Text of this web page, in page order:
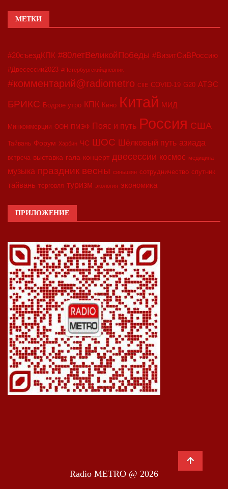
МЕТКИ
#20съездКПК #80летВеликойПобеды #ВизитСиВРоссию
#Двесессии2023 #Петербургскийдневник
#комментарий@radiometro CIIE COVID-19 G20 АТЭС
БРИКС Бодрое утро КПК Кино Китай МИД
Минкоммерции ООН ПМЭФ Пояс и путь Россия США
Тайвань Форум Харбин ЧС ШОС Шёлковый путь азиада
встреча выставка гала-концерт двесессии космос медицина
музыка праздник весны синьцзян сотрудничество спутник
тайвань торговля туризм экология экономика
ПРИЛОЖЕНИЕ
Radio METRO @ 2026